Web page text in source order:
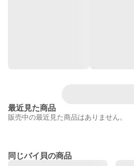
最近見た商品
販売中の最近見た商品はありません。
同じバイ貝の商品